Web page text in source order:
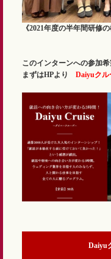
《2021年度の半年間研修の
このインターンへの参加希
まずはHPより Daiyuクル
Daiyu